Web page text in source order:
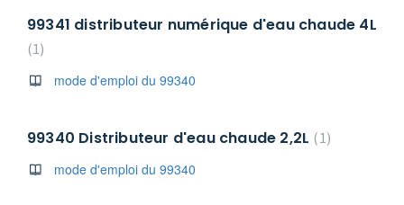
99341 distributeur numérique d'eau chaude 4L
1
mode d'emploi du 99340
99340 Distributeur d'eau chaude 2,2L
1
mode d'emploi du 99340